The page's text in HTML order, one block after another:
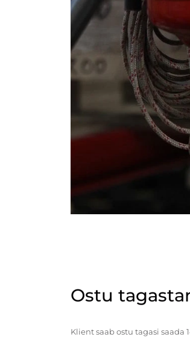
Ostu
Klient saab ostu tagasi saada